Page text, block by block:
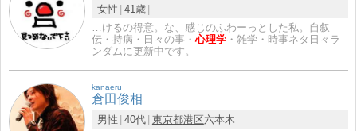
女性 41歳
…けるの得意。な、感じのふわーっとした私。自叙
伝・持病・日々の事・心理学 ・雑学・時事ネタ日々ラ
ンダムに更新中です。
kanaeru
倉田俊相
男性 40代 東京都港区六本木